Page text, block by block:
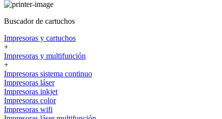
Buscador de cartuchos
Impresoras y cartuchos
+
Impresoras y multifunción
+
Impresoras sistema continuo
Impresoras láser
Impresoras inkjet
Impresoras color
Impresoras wifi